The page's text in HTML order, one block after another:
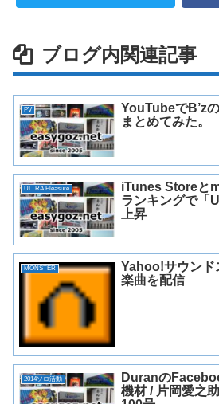
ブログ内関連記事
PV
YouTubeでB’z
まとめてみた。
ULTRA Pleasure
iTunes Storeと
ランキングで「
上昇
MONSTER
Yahoo!サウンド
楽曲を配信
2014ソロ活動
Duranの
機材 / 片岡愛之